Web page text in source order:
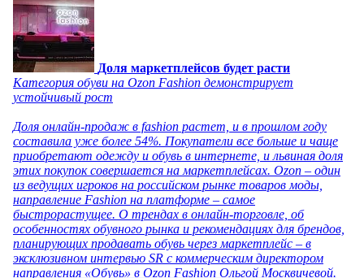
Доля маркетплейсов будет расти
Категория обуви на Ozon Fashion демонстрирует
устойчивый рост
Доля онлайн-продаж в fashion растет, и в прошлом году
составила уже более 54%. Покупатели все больше и чаще
приобретают одежду и обувь в интернете, и львиная доля
этих покупок совершается на маркетплейсах. Ozon – один
из ведущих игроков на российском рынке товаров моды,
направление Fashion на платформе – самое
быстрорастущее. О трендах в онлайн-торговле, об
особенностях обувного рынка и рекомендациях для брендов,
планирующих продавать обувь через маркетплейс – в
эксклюзивном интервью SR с коммерческим директором
направления «Обувь» в Ozon Fashion Ольгой Москвичевой.